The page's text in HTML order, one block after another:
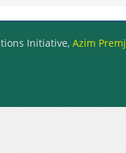
Initiative, Azim